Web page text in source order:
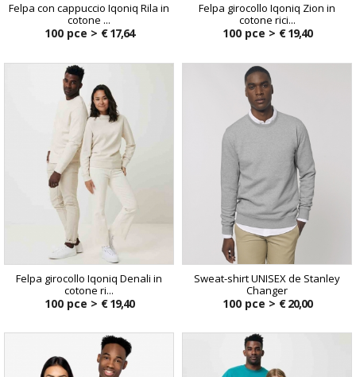
Felpa con cappuccio Iqoniq Rila in
cotone ...
100 pce > € 17,64
Felpa girocollo Iqoniq Zion in
cotone rici...
100 pce > € 19,40
Felpa girocollo Iqoniq Denali in
cotone ri...
100 pce > € 19,40
Sweat-shirt UNISEX de Stanley
Changer
100 pce > € 20,00